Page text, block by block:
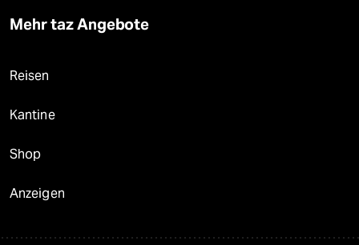
Mehr taz Angebote
Reisen
Kantine
Shop
Anzeigen